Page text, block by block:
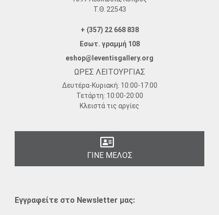
Τ.Θ. 22543
+ (357) 22 668 838
Εσωτ. γραμμή 108
eshop@leventisgallery.org
ΩΡΕΣ ΛΕΙΤΟΥΡΓΙΑΣ
Δευτέρα-Κυριακή: 10:00-17:00
Τετάρτη: 10:00-20:00
Κλειστά τις αργίες
ΓΙΝΕ ΜΕΛΟΣ
Εγγραφείτε στο Newsletter μας: